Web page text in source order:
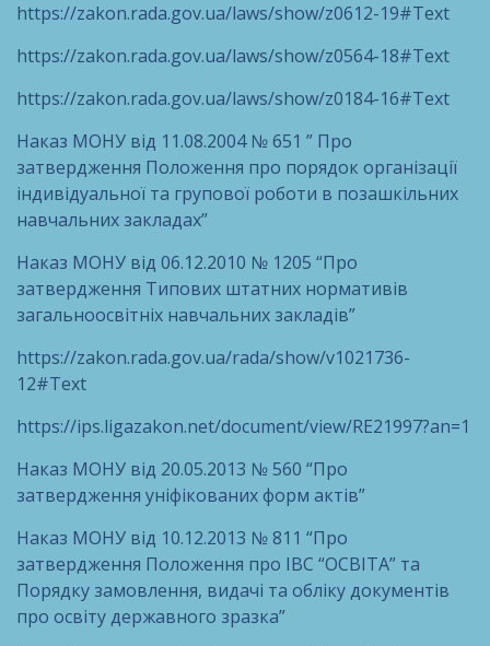
https://zakon.rada.gov.ua/laws/show/z0612-19#Text
https://zakon.rada.gov.ua/laws/show/z0564-18#Text
https://zakon.rada.gov.ua/laws/show/z0184-16#Text
Наказ МОНУ від 11.08.2004 № 651 ” Про
затвердження Положення про порядок організації
індивідуальної та групової роботи в позашкільних
навчальних закладах”
Наказ МОНУ від 06.12.2010 № 1205 “Про
затвердження Типових штатних нормативів
загальноосвітніх навчальних закладів”
https://zakon.rada.gov.ua/rada/show/v1021736-
12#Text
https://ips.ligazakon.net/document/view/RE21997?an=1
Наказ МОНУ від 20.05.2013 № 560 “Про
затвердження уніфікованих форм актів”
Наказ МОНУ від 10.12.2013 № 811 “Про
затвердження Положення про ІВС “ОСВІТА” та
Порядку замовлення, видачі та обліку документів
про освіту державного зразка”